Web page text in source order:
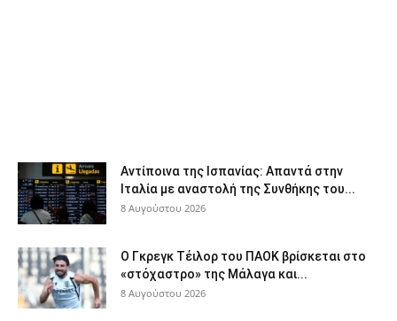
Αντίποινα της Ισπανίας: Απαντά στην
Ιταλία με αναστολή της Συνθήκης του...
8 Αυγούστου 2026
Ο Γκρεγκ Τέιλορ του ΠΑΟΚ βρίσκεται στο
«στόχαστρο» της Μάλαγα και...
8 Αυγούστου 2026